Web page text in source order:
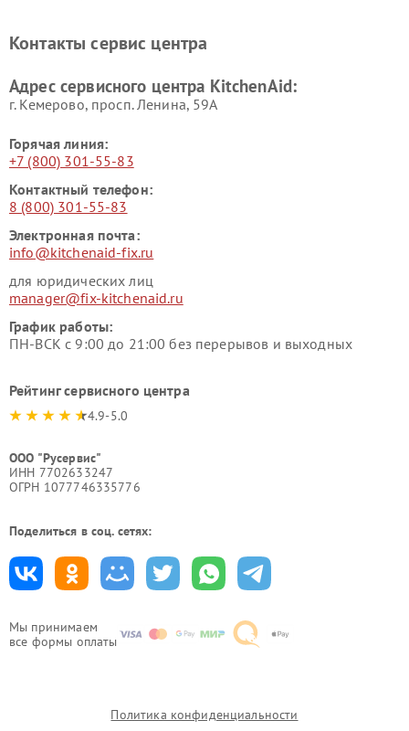
Мы принимаем
все формы оплаты
Контакты сервис центра
Адрес сервисного центра KitchenAid:
г. Кемерово, просп. Ленина, 59А
Горячая линия:
+7 (800) 301-55-83
Контактный телефон:
8 (800) 301-55-83
Электронная почта:
info@kitchenaid-fix.ru
для юридических лиц
manager@fix-kitchenaid.ru
График работы:
ПН-ВСК с 9:00 до 21:00 без перерывов и выходных
Рейтинг сервисного центра
4.9-5.0
ООО "Русервис"
ИНН 7702633247
ОГРН 1077746335776
Поделиться в соц. сетях:
Политика конфиденциальности